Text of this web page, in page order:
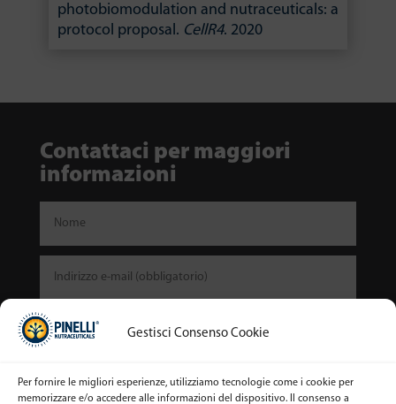
Gestisci Consenso Cookie
Per fornire le migliori esperienze, utilizziamo tecnologie come i cookie per
memorizzare e/o accedere alle informazioni del dispositivo. Il consenso a
photobiomodulation and nutraceuticals: a
protocol proposal. CellR4. 2020
Contattaci per maggiori
informazioni